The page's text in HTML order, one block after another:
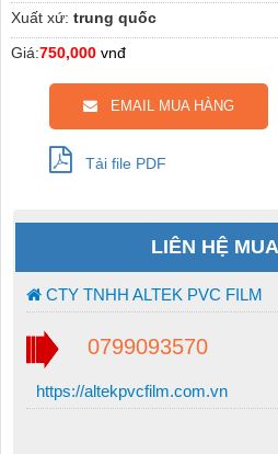
Xuất xứ: trung quốc
Giá:750,000 vnđ
EMAIL MUA HÀNG
Tải file PDF
LIÊN HỆ
CTY TNHH ALTEK PVC FILM
0799093570
https://altekpvcfilm.com.vn